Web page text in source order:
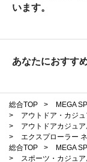
います。
あなたにおすす
総合TOP > MEGA
>
アウトドア・カジ
>
アウトドアカジュ
>
エクスプローラー
総合TOP
> MEGA
>
スポーツ・カジュ